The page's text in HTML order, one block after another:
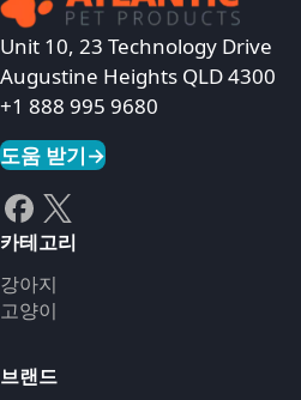
Unit 10, 23 Technology Drive
Augustine Heights QLD 4300
+1 888 995 9680
도움 받기→
카테고리
강아지
고양이
브랜드